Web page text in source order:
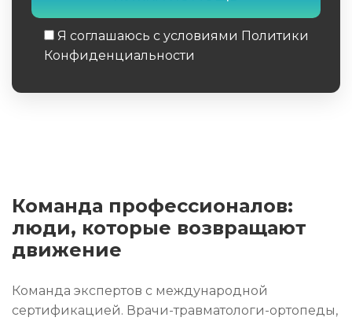
Я соглашаюсь с условиями Политики
Конфиденциальности
Команда профессионалов:
люди, которые возвращают
движение
Команда экспертов с международной
сертификацией. Врачи-травматологи-ортопеды,